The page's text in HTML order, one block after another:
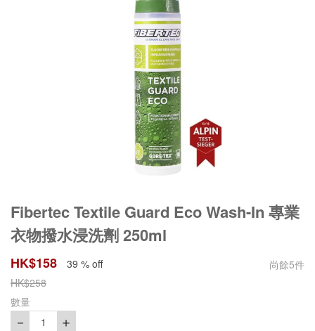
Fibertec Textile Guard Eco Wash-In 專業
衣物撥水浸洗劑 250ml
HK$158 39 % off 尚餘5件
HK$258
數量
－ 1 ＋